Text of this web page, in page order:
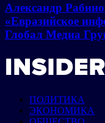
Александр
«Евразийское
Глобал Медиа
ПОЛИТИКА
ЭКОНОМИКА